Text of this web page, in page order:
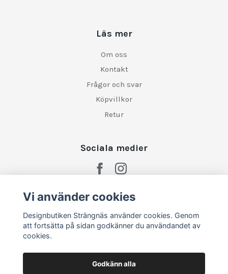
Läs mer
Om oss
Kontakt
Frågor och svar
Köpvillkor
Retur
Sociala medier
Vi använder cookies
Designbutiken Strängnäs använder cookies. Genom
att fortsätta på sidan godkänner du användandet av
cookies.
Godkänn alla